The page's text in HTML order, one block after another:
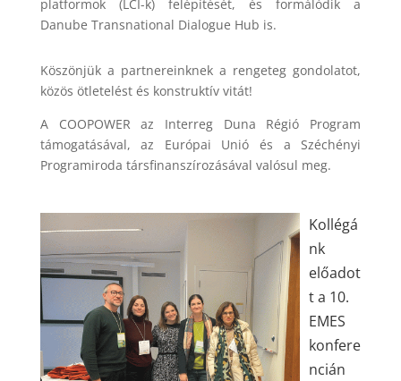
platformok (LCI-k) felépítését, és formálódik a
Danube Transnational Dialogue Hub is.
Köszönjük a partnereinknek a rengeteg gondolatot,
közös ötletelést és konstruktív vitát!
A COOPOWER az Interreg Duna Régió Program
támogatásával, az Európai Unió és a Széchényi
Programiroda társfinanszírozásával valósul meg.
Kollégá
nk
előadot
t a 10.
EMES
konfere
ncián